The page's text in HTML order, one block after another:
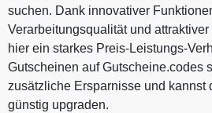
suchen. Dank innovativer
Verarbeitungsqualität und
hier ein starkes Preis-Leistungs-
Gutscheinen auf Gutscheine.codes
zusätzliche Ersparnisse und kannst
günstig upgraden.